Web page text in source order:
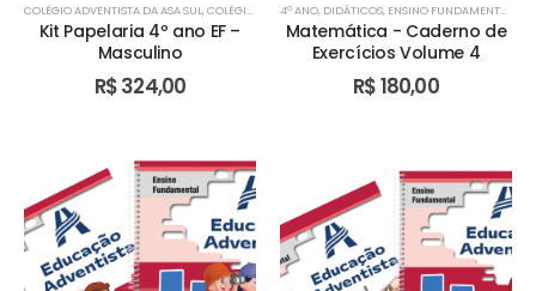
COLÉGIO ADVENTISTA DA ASA SUL,COLÉGIO ADVENTISTA DE ÁGUAS CLARAS ,COLÉGIO
Kit Papelaria 4º ano EF –
Masculino
R$324,00
4º ANO, DIDÁTICOS, ENSINO FUNDAMENTAL I
Matemática - Caderno de
Exercícios Volume 4
R$180,00